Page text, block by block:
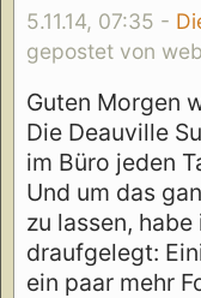
5.11.14, 07:35 -
gepostet von
Guten Morgen
Die Deauville
im Büro jeden
Und um das
zu lassen,
draufgelegt:
ein paar mehr